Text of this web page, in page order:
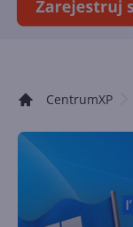
CentrumXP